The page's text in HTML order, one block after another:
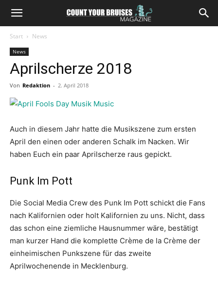
Start News
News
Aprilscherze 2018
Von Redaktion - 2. April 2018
Auch in diesem Jahr hatte die Musikszene zum ersten
April den einen oder anderen Schalk im Nacken. Wir
haben Euch ein paar Aprilscherze raus gepickt.
Punk Im Pott
Die Social Media Crew des Punk Im Pott schickt die Fans
nach Kalifornien oder holt Kalifornien zu uns. Nicht, dass
das schon eine ziemliche Hausnummer wäre, bestätigt
man kurzer Hand die komplette Crème de la Crème der
einheimischen Punkszene für das zweite
Aprilwochenende in Mecklenburg.